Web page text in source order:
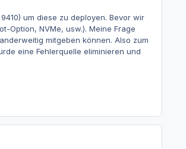
um diese zu deployen. Bevor wir
Option, NVMe, usw.). Meine Frage
mitgeben können. Also zum
eine Fehlerquelle eliminieren und